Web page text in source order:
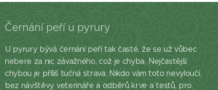
Černání peří u pyrury
U pyrury bývá černání peří tak časté, že se už vůbec
nebere za nic závažného, což je chyba. Nejčastější
chybou je příliš tučná strava. Nikdo vám toto nevyloučí,
bez návštěvy veterináře a odběrů krve a testů, pro